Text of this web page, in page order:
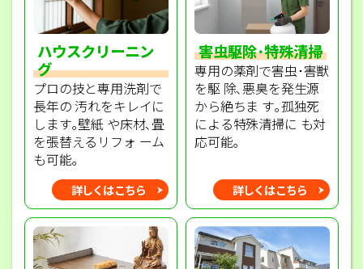
ハウスクリーニン
グ
プロの技と専用洗剤で
長年の 汚れをキレイに
します｡壁紙 や床材､畳
を張替えるリフォ ーム
も可能｡
詳しくはこちら
害虫駆除･特殊清掃
専用の薬剤で害虫･害獣
を駆 除､悪臭を発生源
から絶ちま す｡孤独死
による特殊清掃に も対
応可能｡
詳しくはこちら